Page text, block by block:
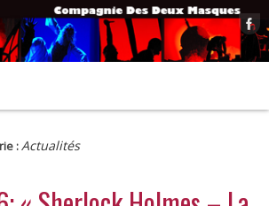
:Actualités